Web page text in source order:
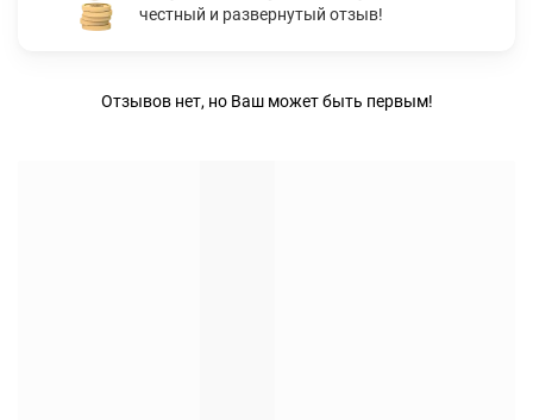
честный и развернутый отзыв!
Отзывов нет, но Ваш может быть первым!